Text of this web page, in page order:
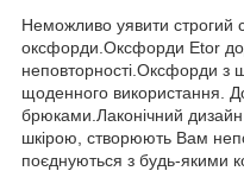
Неможливо уявити строгий
оксфорди.Оксфорди Etor
неповторності.Оксфорди з
щоденного використання.
брюками.Лаконічний
шкірою, створюють Вам
поєднуються з будь-якими